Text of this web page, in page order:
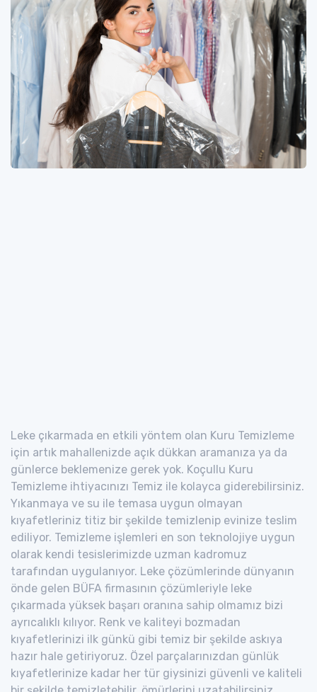
Leke çıkarmada en etkili yöntem olan Kuru Temizleme
için artık mahallenizde açık dükkan aramanıza ya da
günlerce beklemenize gerek yok. Koçullu Kuru
Temizleme ihtiyacınızı Temiz ile kolayca giderebilirsiniz.
Yıkanmaya ve su ile temasa uygun olmayan
kıyafetleriniz titiz bir şekilde temizlenip evinize teslim
ediliyor. Temizleme işlemleri en son teknolojiye uygun
olarak kendi tesislerimizde uzman kadromuz
tarafından uygulanıyor. Leke çözümlerinde dünyanın
önde gelen BÜFA firmasının çözümleriyle leke
çıkarmada yüksek başarı oranına sahip olmamız bizi
ayrıcalıklı kılıyor. Renk ve kaliteyi bozmadan
kıyafetlerinizi ilk günkü gibi temiz bir şekilde askıya
hazır hale getiriyoruz. Özel parçalarınızdan günlük
kıyafetlerinize kadar her tür giysinizi güvenli ve kaliteli